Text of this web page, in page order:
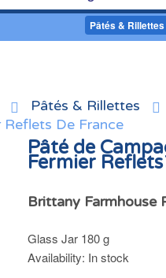
Pâtés & Rillettes
Pâtés & Rillettes
De France
Pâté de
Fermier
Brittany Farmhouse
Glass Jar 180 g
Availability: In stock